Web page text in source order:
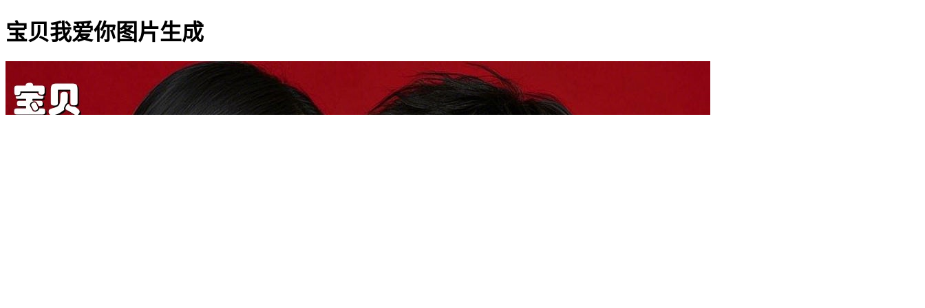
宝贝我爱你图片生成